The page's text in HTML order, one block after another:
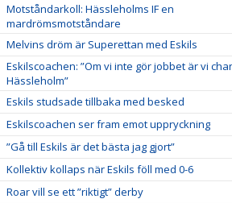
Motståndarkoll: Hässleholms IF en
mardrömsmotståndare
Melvins dröm är Superettan med Eskils
Eskilscoachen: ”Om vi inte gör jobbet är vi
Hässleholm”
Eskils studsade tillbaka med besked
Eskilscoachen ser fram emot uppryckning
”Gå till Eskils är det bästa jag gjort”
Kollektiv kollaps när Eskils föll med 0-6
Roar vill se ett ”riktigt” derby